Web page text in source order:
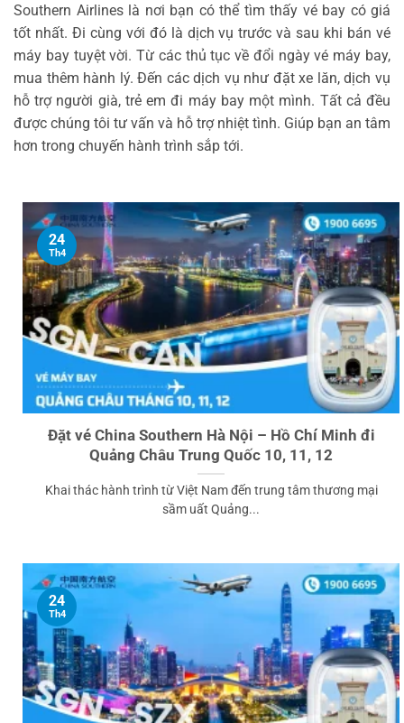
Southern Airlines là nơi bạn có thể tìm thấy vé bay có giá
tốt nhất. Đi cùng với đó là dịch vụ trước và sau khi bán vé
máy bay tuyệt vời. Từ các thủ tục về đổi ngày vé máy bay,
mua thêm hành lý. Đến các dịch vụ như đặt xe lăn, dịch vụ
hỗ trợ người già, trẻ em đi máy bay một mình. Tất cả đều
được chúng tôi tư vấn và hỗ trợ nhiệt tình. Giúp bạn an tâm
hơn trong chuyến hành trình sắp tới.
Đặt vé China Southern Hà Nội – Hồ Chí Minh đi
Quảng Châu Trung Quốc 10, 11, 12
Khai thác hành trình từ Việt Nam đến trung tâm thương mại
sầm uất Quảng...
24
Th4
24
Th4